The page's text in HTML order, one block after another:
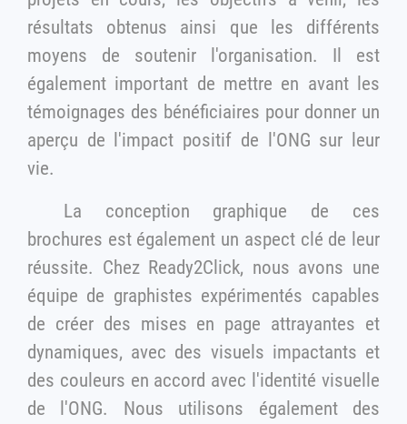
résultats obtenus ainsi que les différents
moyens de soutenir l'organisation. Il est
également important de mettre en avant les
témoignages des bénéficiaires pour donner un
aperçu de l'impact positif de l'ONG sur leur
vie.
La conception graphique de ces
brochures est également un aspect clé de leur
réussite. Chez Ready2Click, nous avons une
équipe de graphistes expérimentés capables
de créer des mises en page attrayantes et
dynamiques, avec des visuels impactants et
des couleurs en accord avec l'identité visuelle
de l'ONG. Nous utilisons également des